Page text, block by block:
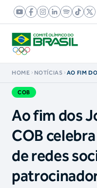
HOME NOTÍCIAS
AO FIM
COB
Ao fim dos
COB
de redes